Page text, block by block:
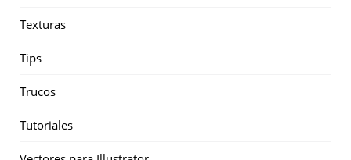
Texturas
Tips
Trucos
Tutoriales